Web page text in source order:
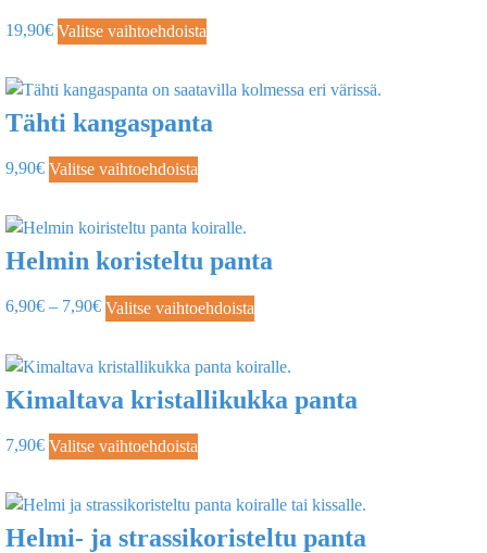
19,90€ Valitse vaihtoehdoista
Tähti kangaspanta
9,90€ Valitse vaihtoehdoista
Helmin koristeltu panta
6,90€ – 7,90€ Valitse vaihtoehdoista
Kimaltava kristallikukka panta
7,90€ Valitse vaihtoehdoista
Helmi- ja strassikoristeltu panta